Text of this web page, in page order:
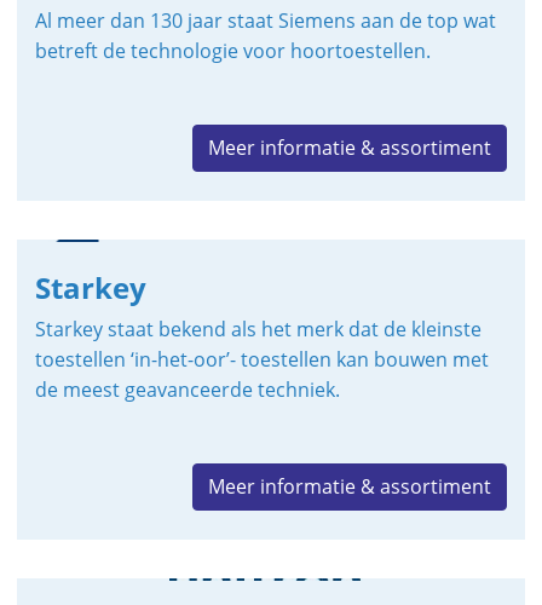
Al meer dan 130 jaar staat Siemens aan de top wat
betreft de technologie voor hoortoestellen.
Meer informatie & assortiment
Starkey
Starkey staat bekend als het merk dat de kleinste
toestellen ‘in-het-oor’- toestellen kan bouwen met
de meest geavanceerde techniek.
Meer informatie & assortiment